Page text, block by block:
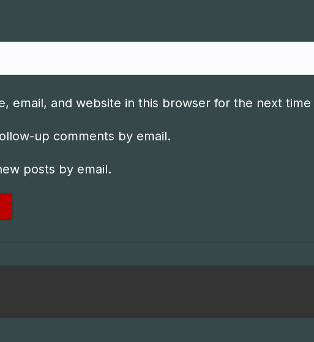
email, and website in this browser for the next
up comments by email.
posts by email.